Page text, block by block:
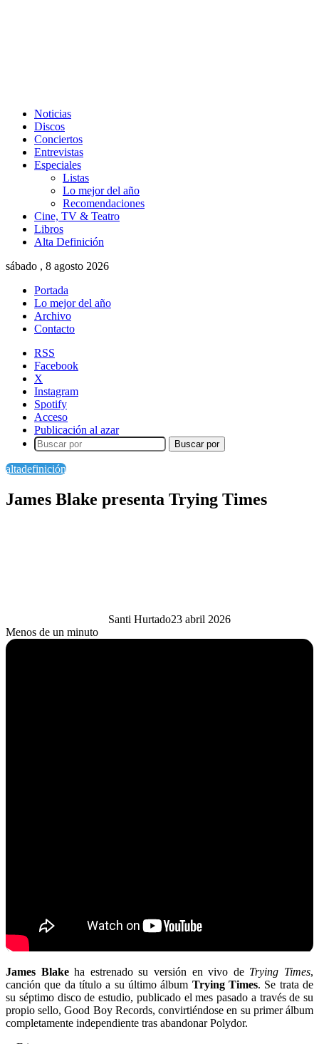
Noticias
Discos
Conciertos
Entrevistas
Especiales
Listas
Lo mejor del año
Recomendaciones
Cine, TV & Teatro
Libros
Alta Definición
sábado , 8 agosto 2026
Portada
Lo mejor del año
Archivo
Contacto
RSS
Facebook
X
Instagram
Spotify
Acceso
Publicación al azar
Buscar por
altadefinición
James Blake presenta Trying Times
Santi Hurtado23 abril 2026
Menos de un minuto
James Blakeha estrenado su versión en vivo de Trying Times,
canción que da título a su último álbum Trying Times. Se trata de
su séptimo disco de estudio, publicado el mes pasado a través de su
propio sello, Good Boy Records, convirtiéndose en su primer álbum
completamente independiente tras abandonar Polydor.